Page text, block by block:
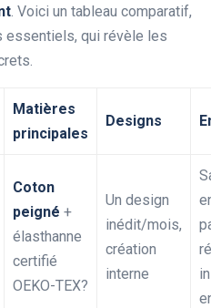
. Voici un tableau comparatif,
essentiels, qui révèle les
Matières
principales
Designs
Coton
peigné +
élasthanne
certifié
OEKO-TEX?
Un design
inédit/mois,
création
interne